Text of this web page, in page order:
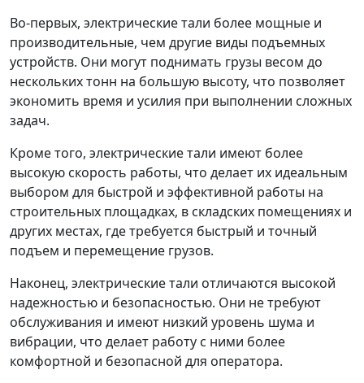
Во-первых, электрические тали более мощные и
производительные, чем другие виды подъемных
устройств. Они могут поднимать грузы весом до
нескольких тонн на большую высоту, что позволяет
экономить время и усилия при выполнении сложных
задач.
Кроме того, электрические тали имеют более
высокую скорость работы, что делает их идеальным
выбором для быстрой и эффективной работы на
строительных площадках, в складских помещениях и
других местах, где требуется быстрый и точный
подъем и перемещение грузов.
Наконец, электрические тали отличаются высокой
надежностью и безопасностью. Они не требуют
обслуживания и имеют низкий уровень шума и
вибрации, что делает работу с ними более
комфортной и безопасной для оператора.